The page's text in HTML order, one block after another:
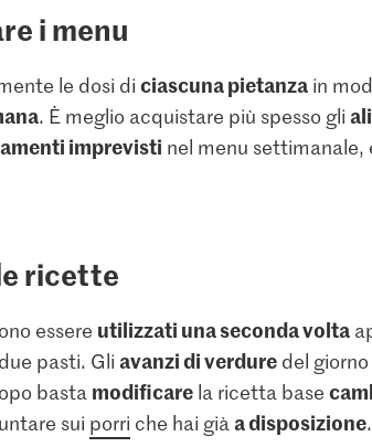
i menu
le dosi di ciascuna pietanzain
. È meglio acquistare più spesso gli
imprevisti nel menu
ricette
essere utilizzati una seconda volta
pasti. Gli avanzi di verduredel
basta modificarela ricetta base
sui porri che hai giàa disposizione.